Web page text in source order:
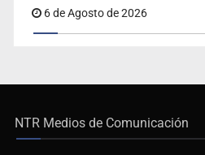
6 de Agosto de 2026
NTR Medios de Comunicación